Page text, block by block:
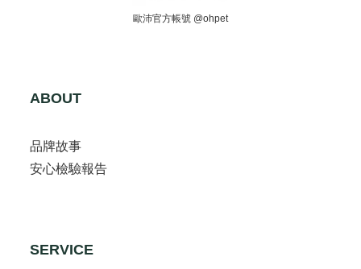
歐沛官方帳號 @ohpet
ABOUT
品牌故事
安心檢驗報告
SERVICE